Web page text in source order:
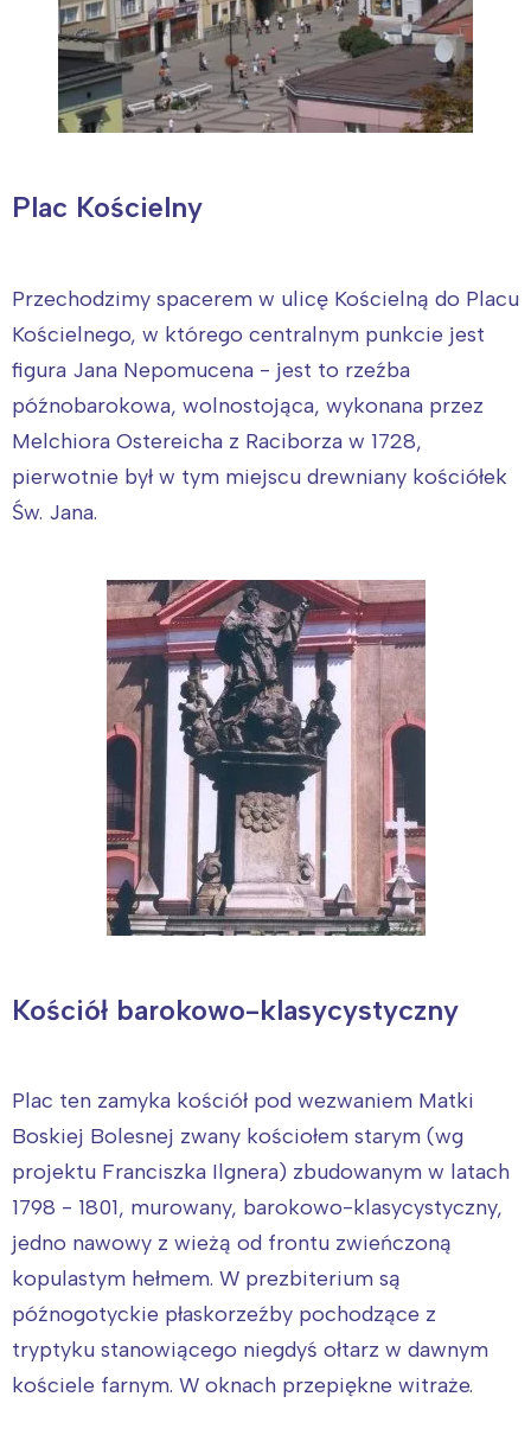
Plac Kościelny
Przechodzimy spacerem w ulicę Kościelną do Placu
Kościelnego, w którego centralnym punkcie jest
figura Jana Nepomucena - jest to rzeźba
późnobarokowa, wolnostojąca, wykonana przez
Melchiora Ostereicha z Raciborza w 1728,
pierwotnie był w tym miejscu drewniany kościółek
Św. Jana.
Kościół barokowo-klasycystyczny
Plac ten zamyka kościół pod wezwaniem Matki
Boskiej Bolesnej zwany kościołem starym (wg
projektu Franciszka Ilgnera) zbudowanym w latach
1798 - 1801, murowany, barokowo-klasycystyczny,
jedno nawowy z wieżą od frontu zwieńczoną
kopulastym hełmem. W prezbiterium są
późnogotyckie płaskorzeźby pochodzące z
tryptyku stanowiącego niegdyś ołtarz w dawnym
kościele farnym. W oknach przepiękne witraże.
Interesują mnie wydarzenia z
tego regionu: